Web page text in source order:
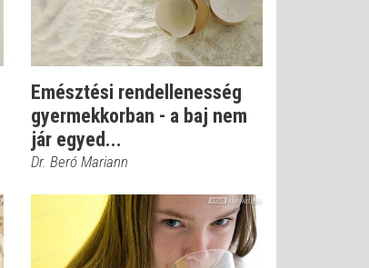
Emésztési rendellenesség
gyermekkorban - a baj nem
jár egyed...
Dr. Beró Mariann